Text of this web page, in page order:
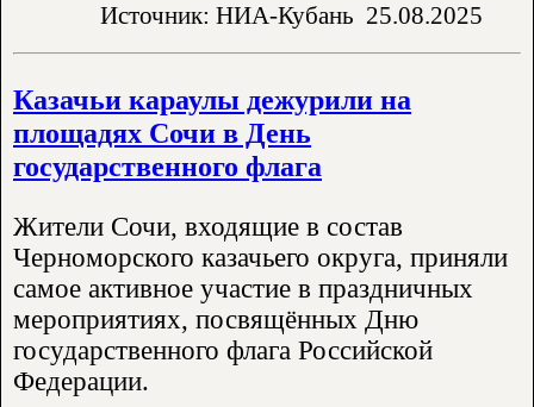
Источник: НИА-Кубань 25.08.2025
Казачьи караулы дежурили на
площадях Сочи в День
государственного флага
Жители Сочи, входящие в состав
Черноморского казачьего округа, приняли
самое активное участие в праздничных
мероприятиях, посвящённых Дню
государственного флага Российской
Федерации.